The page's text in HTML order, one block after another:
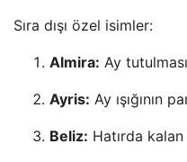
Sıra dışı özel isimler:
Almira: Ay tutulması
Ayris: Ay ışığının
Beliz: Hatırda